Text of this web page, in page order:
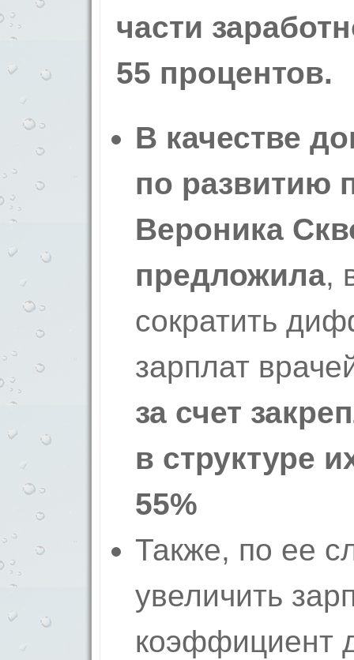
части
55 процентов.
В качестве
по развитию
Вероника
предложила,
сократить
зарплат
за счет
в структуре
55%
Также, по ее
увеличить
коэффициент